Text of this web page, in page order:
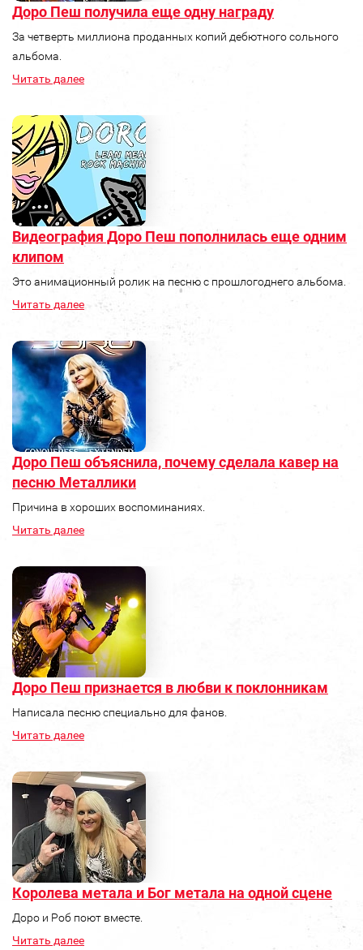
Доро Пеш получила еще одну награду
За четверть миллиона проданных копий дебютного сольного
альбома.
Читать далее
Видеография Доро Пеш пополнилась еще одним
клипом
Это анимационный ролик на песню с прошлогоднего альбома.
Читать далее
Доро Пеш объяснила, почему сделала кавер на
песню Металлики
Причина в хороших воспоминаниях.
Читать далее
Доро Пеш признается в любви к поклонникам
Написала песню специально для фанов.
Читать далее
Королева метала и Бог метала на одной сцене
Доро и Роб поют вместе.
Читать далее